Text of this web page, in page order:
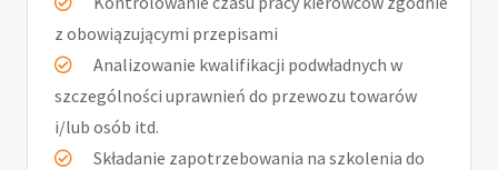
z obowiązującymi przepisami
Analizowanie kwalifikacji podwładnych w
szczególności uprawnień do przewozu towarów
i/lub osób itd.
Składanie zapotrzebowania na szkolenia do